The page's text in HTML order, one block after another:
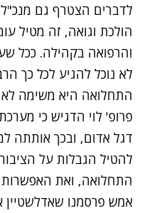
לדברים הצטרף גם
הולכת וגואה, זה מטיל
והרפואה בקהילה. ככל
לא נוכל להגיע לכל כך
התחלואה היא משימה לא
פרופ' לוי הדגיש כי
דגל אדום, ובכך אותתה
להטיל הגבלות על
התחלואה, ואת
אמש פרסמנו